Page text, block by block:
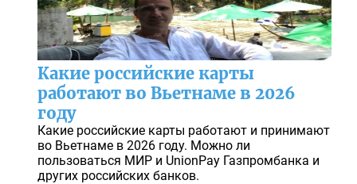
Какие российские карты
работают во Вьетнаме в 2026
году
Какие российские карты работают и принимают
во Вьетнаме в 2026 году. Можно ли
пользоваться МИР и UnionPay Газпромбанка и
других российских банков.